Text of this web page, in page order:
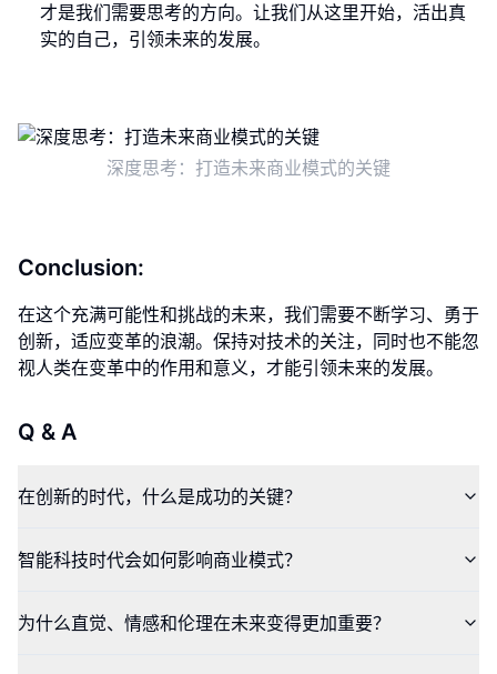
才是我们需要思考的方向。让我们从这里开始，活出真
实的自己，引领未来的发展。
深度思考：打造未来商业模式的关键
Conclusion:
在这个充满可能性和挑战的未来，我们需要不断学习、勇于
创新，适应变革的浪潮。保持对技术的关注，同时也不能忽
视人类在变革中的作用和意义，才能引领未来的发展。
Q & A
在创新的时代，什么是成功的关键？
智能科技时代会如何影响商业模式？
为什么直觉、情感和伦理在未来变得更加重要？